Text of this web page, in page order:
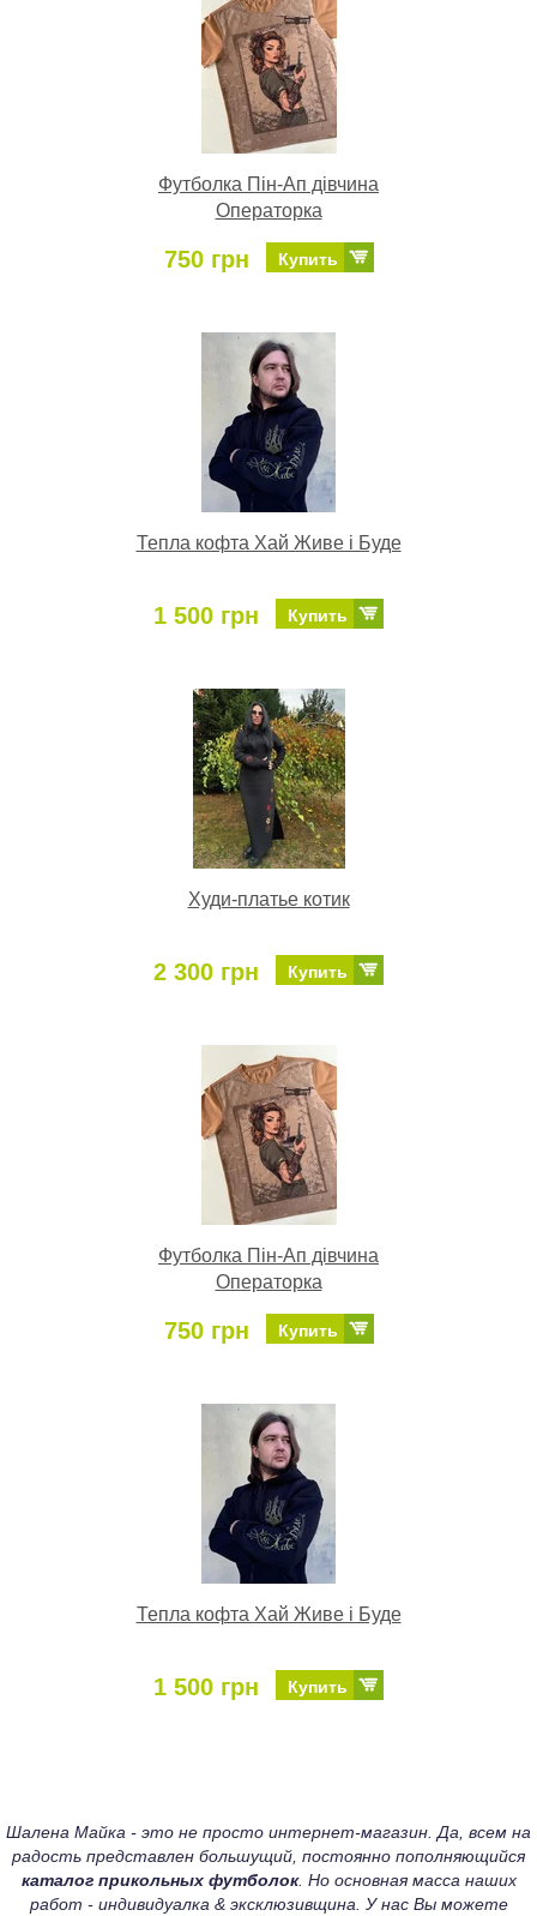
Футболка Пін-Ап дівчина
Операторка
750 грн Купить
Тепла кофта Хай Живе і Буде
1 500 грн Купить
Худи-платье котик
2 300 грн Купить
Футболка Пін-Ап дівчина
Операторка
750 грн Купить
Тепла кофта Хай Живе і Буде
1 500 грн Купить
Шалена Майка - это не просто интернет-магазин. Да, всем на
радость представлен большущий, постоянно пополняющийся
каталог прикольных футболок. Но основная масса наших
работ - индивидуалка & эксклюзивщина. У нас Вы можете